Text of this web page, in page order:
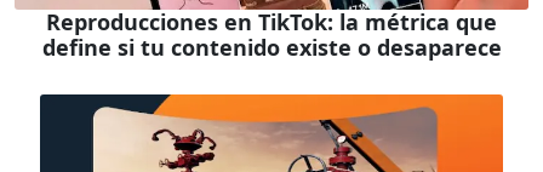
Reproducciones en TikTok: la métrica que
define si tu contenido existe o desaparece